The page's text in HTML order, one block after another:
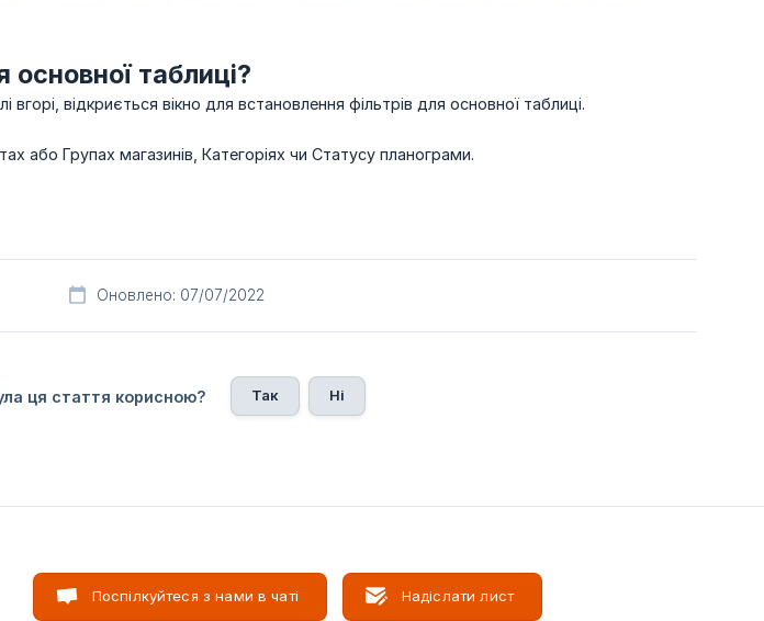
таблиці?
вгорі, відкриється вікно для встановлення фільтрів для основної таблиці.
або Групах магазинів, Категоріях чи Статусу планограми.
Оновлено: 07/07/2022
ця стаття корисною? Так Ні
Поспілкуйтеся з нами в чаті Надіслати лист